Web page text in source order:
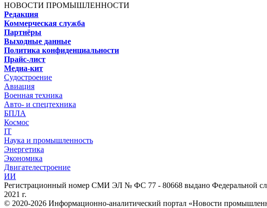
НОВОСТИ ПРОМЫШЛЕННОСТИ
Редакция
Коммерческая служба
Партнёры
Выходные данные
Политика конфиденциальности
Прайс-лист
Медиа-кит
Судостроение
Авиация
Военная техника
Авто- и спецтехника
БПЛА
Космос
IT
Наука и промышленность
Энергетика
Экономика
Двигателестроение
ИИ
Регистрационный номер СМИ ЭЛ № ФС 77 - 80668 выдано Федеральной
2021 г.
© 2020-2026 Информационно-аналитический портал «Новости